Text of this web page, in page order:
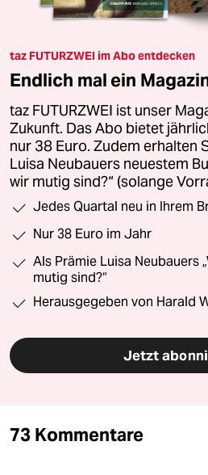
taz FUTURZWEI im Abo entdecken
Endlich mal ein
taz FUTURZWEI ist unser
Zukunft. Das Abo bietet
nur 38 Euro. Zudem erhalten
Luisa Neubauers neuestem
wir mutig sind?“ (solange
Jedes Quartal neu in Ihrem
Nur 38 Euro im Jahr
Als Prämie Luisa Neubauers
mutig sind?“
Herausgegeben von Harald
Jetzt
73 Kommentare